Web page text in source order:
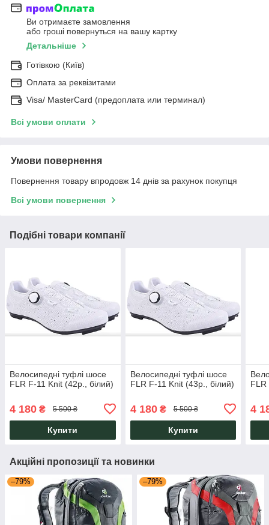
Ви отримаєте замовлення
або гроші повернуться на вашу картку
Детальніше
Готівкою (Київ)
Оплата за реквізитами
Visa/ MasterCard (предоплата или терминал)
Всі умови оплати
Умови повернення
Повернення товару впродовж 14 днів за рахунок покупця
Всі умови повернення
Подібні товари компанії
Велосипедні туфлі шосе
FLR F-11 Knit (42р., білий)
4 180 ₴ 5 500 ₴
Купити
Велосипедні туфлі шосе
FLR F-11 Knit (43р., білий)
4 180₴ 5 500 ₴
Купити
FLR
4
Акційні пропозиції та новинки
–79% –79%